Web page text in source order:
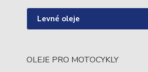
Levné oleje
OLEJE PRO MOTOCYKLY